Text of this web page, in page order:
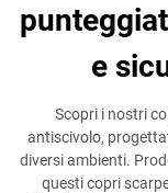
e
Scopri i nostri
antiscivolo,
diversi ambienti.
questi copri